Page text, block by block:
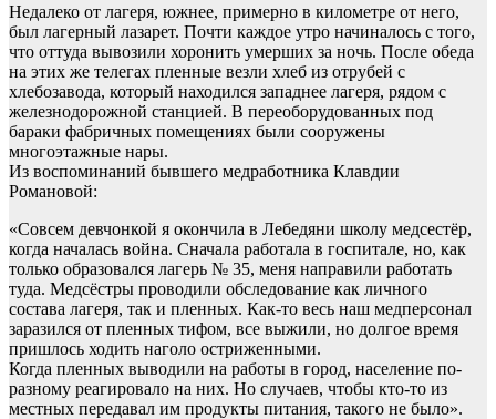
Недалеко от лагеря, южнее, примерно в километре от него,
был лагерный лазарет. Почти каждое утро начиналось с того,
что оттуда вывозили хоронить умерших за ночь. После обеда
на этих же телегах пленные везли хлеб из отрубей с
хлебозавода, который находился западнее лагеря, рядом с
железнодорожной станцией. В переоборудованных под
бараки фабричных помещениях были сооружены
многоэтажные нары.
Из воспоминаний бывшего медработника Клавдии
Романовой:
«Совсем девчонкой я окончила в Лебедяни школу медсестёр,
когда началась война. Сначала работала в госпитале, но, как
только образовался лагерь № 35, меня направили работать
туда. Медсёстры проводили обследование как личного
состава лагеря, так и пленных. Как-то весь наш медперсонал
заразился от пленных тифом, все выжили, но долгое время
пришлось ходить наголо остриженными.
Когда пленных выводили на работы в город, население по-
разному реагировало на них. Но случаев, чтобы кто-то из
местных передавал им продукты питания, такого не было».